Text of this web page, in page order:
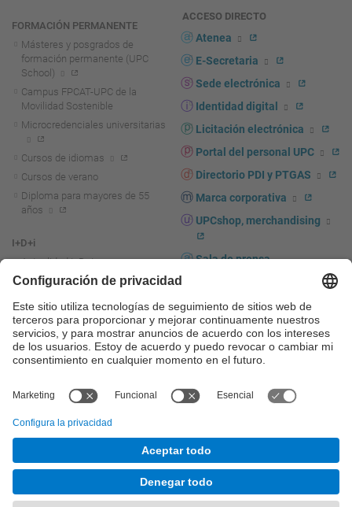
FORMACIÓN PERMANENTE
Másteres y posgrados de
formación permanente (UPC
School)
Campus FPCAT-UPC de la
Movilidad Sostenible
Microcredenciales universitarias
Cursos de idiomas
Cursos de verano
Diploma para mayores de 55
años
I+D+i
Actualidad I+D+I
La investigación en la UPC
Fomento y apoyo a la
investigación
La transferencia, el
emprendimiento y la innovación
en la UPC
transferencia, el emprendimiento
Servicios a las empresas
Servicios Científico-técnicos
ACCESO DIRECTO
Atenea
E-Secretaria
Sede electrónica
Identidad digital
Licitación electrónica
Portal del personal UPC
Directorio PDI y PTGAS
Marca corporativa
UPCshop, merchandising
Sala de prensa
© UPC Universitat Politècnica de Catalunya - BarcelonaTech